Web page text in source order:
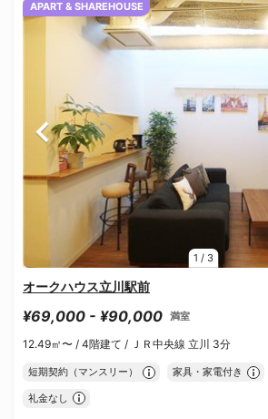
1 / 3
APART & SHAREHOUSE
オークハウス立川駅前
¥69,000 - ¥90,000 満室
12.49㎡〜 / 4階建て / ＪＲ中央線 立川 3分
短期契約（マンスリー） 家具・家電付き
礼金なし